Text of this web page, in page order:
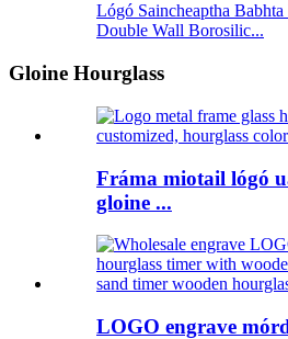
Lógó Saincheaptha
Double Wall Borosilic...
Gloine Hourglass
Fráma miotail lógó
gloine ...
LOGO engrave